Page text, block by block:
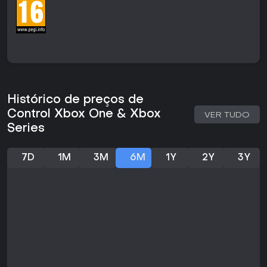
Modos de jogo
As expansões enriquecem o gameplay: The Foundation traz
áreas subterrâneas do bureau com mecânicas envolvendo
itens alterados e fenômenos astrais, enquanto AWE liga ao
universo de Alan Wake da Remedy, com elementos
Story and World
Histórico de preços de
Control Xbox One & Xbox
Series
VER TUDO
7D 1M 3M 6M 1Y 2Y 3Y